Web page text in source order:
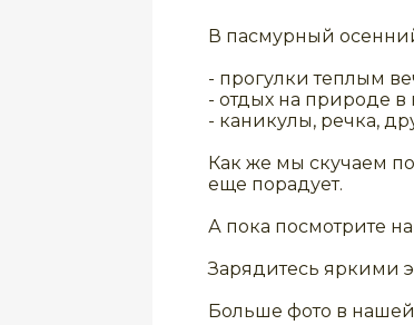
В пасмурный
- прогулки теплым
- отдых на природе
- каникулы, речка,
Как же мы скучаем
еще порадует.
А пока посмотрите
Зарядитесь яркими
Больше фото в